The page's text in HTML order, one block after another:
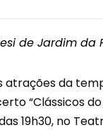
de Jardim da
atrações da
“Clássicos
19h30, no